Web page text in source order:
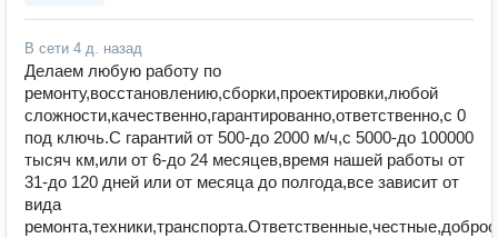
В сети 4 д. назад
Делаем любую работу по
ремонту,восстановлению,сборки,проектировки,любой
сложности,качественно,гарантированно,ответственно,с 0
под ключь.С гарантий от 500-до 2000 м/ч,с 5000-до 100000
тысяч км,или от 6-до 24 месяцев,время нашей работы от
31-до 120 дней или от месяца до полгода,все зависит от
вида